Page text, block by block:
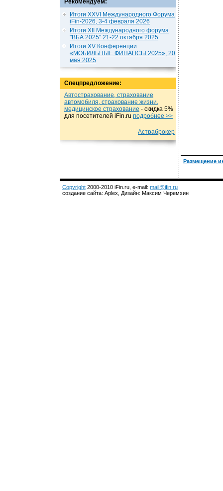
Рекомендуем:
Итоги XXVI Международного Форума
iFin-2026, 3-4 февраля 2026
Итоги XII Международного форума
"ВБА 2025" 21-22 октября 2025
Итоги XV Конференции
«МОБИЛЬНЫЕ ФИНАНСЫ 2025», 20
мая 2025
Спецпредложение:
Автострахование, страхование
автомобиля, страхование жизни,
медицинское страхование - cкидка 5%
для посетителей iFin.ru подробнеe >>
Астраброкер
Размещение
Copyright 2000-2010 iFin.ru, e-mail: mail@ifin.ru
создание сайта: Aplex, Дизайн: Максим Черемхин